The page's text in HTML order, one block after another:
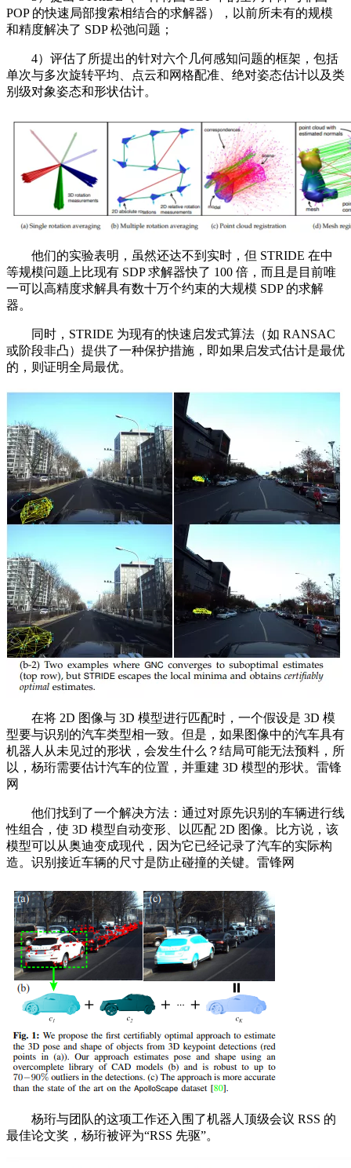
POP 的快速局部搜索相结合的求解器），以前所未有的规模
和精度解决了 SDP 松弛问题；
4）评估了所提出的针对六个几何感知问题的框架，包括
单次与多次旋转平均、点云和网格配准、绝对姿态估计以及类
别级对象姿态和形状估计。
他们的实验表明，虽然还达不到实时，但 STRIDE 在中
等规模问题上比现有 SDP 求解器快了 100 倍，而且是目前唯
一可以高精度求解具有数十万个约束的大规模 SDP 的求解
器。
同时，STRIDE 为现有的快速启发式算法（如 RANSAC
或阶段非凸）提供了一种保护措施，即如果启发式估计是最优
的，则证明全局最优。
在将 2D 图像与 3D 模型进行匹配时，一个假设是 3D 模
型要与识别的汽车类型相一致。但是，如果图像中的汽车具有
机器人从未见过的形状，会发生什么？结局可能无法预料，所
以，杨珩需要估计汽车的位置，并重建 3D 模型的形状。雷锋
网
他们找到了一个解决方法：通过对原先识别的车辆进行线
性组合，使 3D 模型自动变形、以匹配 2D 图像。比方说，该
模型可以从奥迪变成现代，因为它已经记录了汽车的实际构
造。识别接近车辆的尺寸是防止碰撞的关键。雷锋网
杨珩与团队的这项工作还入围了机器人顶级会议 RSS 的
最佳论文奖，杨珩被评为“RSS 先驱”。